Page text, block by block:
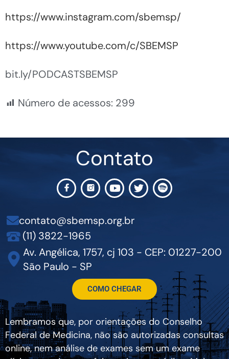
https://www.instagram.com/sbemsp/
https://www.youtube.com/c/SBEMSP
bit.ly/PODCASTSBEMSP
Número de acessos: 299
Contato
contato@sbemsp.org.br
(11) 3822-1965
Av. Angélica, 1757, cj 103 - CEP: 01227-200
São Paulo - SP
COMO CHEGAR
Lembramos que, por orientações do Conselho
Federal de Medicina, não são autorizadas consultas
online, nem análise de exames sem um exame